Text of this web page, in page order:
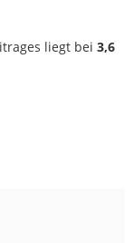
liegt bei 3,6